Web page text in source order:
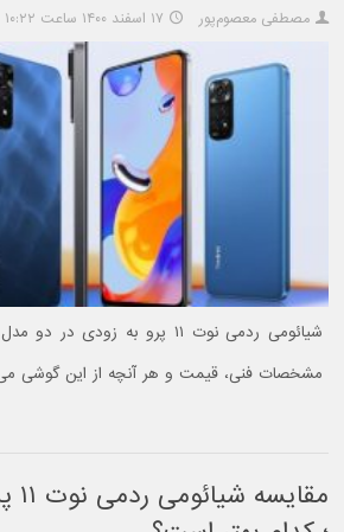
مصطفی معصوم‌پور ۱۷ اسفند ۱۴۰۰ ساعت ۱۰:۲۲
شیائومی ردمی نوت ۱۱ پرو به
مشخصات فنی، قیمت و هر آنچه از این گوشی